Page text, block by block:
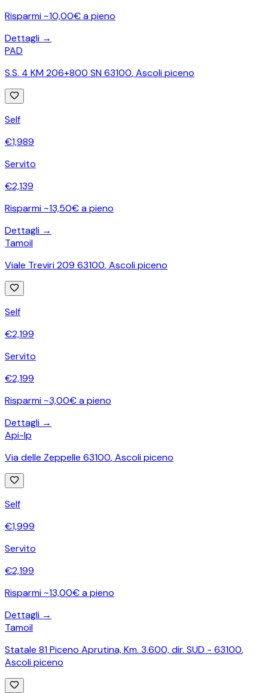
Risparmi ~10,00€ a pieno
Dettagli →
PAD
S.S. 4 KM 206+800 SN 63100,Ascoli piceno
Self
€1,989
Servito
€2,139
Risparmi ~13,50€ a pieno
Dettagli →
Tamoil
Viale Treviri 209 63100,Ascoli piceno
Self
€2,199
Servito
€2,199
Risparmi ~3,00€ a pieno
Dettagli →
Api-Ip
Via delle Zeppelle 63100,Ascoli piceno
Self
€1,999
Servito
€2,199
Risparmi ~13,00€ a pieno
Dettagli →
Tamoil
Statale 81 Piceno Aprutina, Km. 3.600, dir. SUD - 63100,
Ascoli piceno